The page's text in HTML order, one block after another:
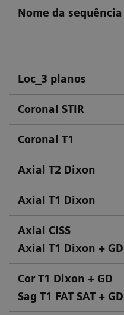
Nome da sequência
Loc_3 planos
Coronal STIR
Coronal T1
Axial T2 Dixon
Axial T1 Dixon
Axial CISS
Axial T1 Dixon + GD
Cor T1 Dixon + GD
Sag T1 FAT SAT + GD